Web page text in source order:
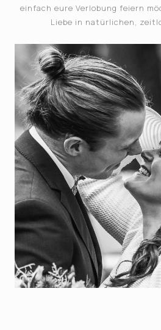
einfach eure Verlobung feiern
Liebe in natürlichen,